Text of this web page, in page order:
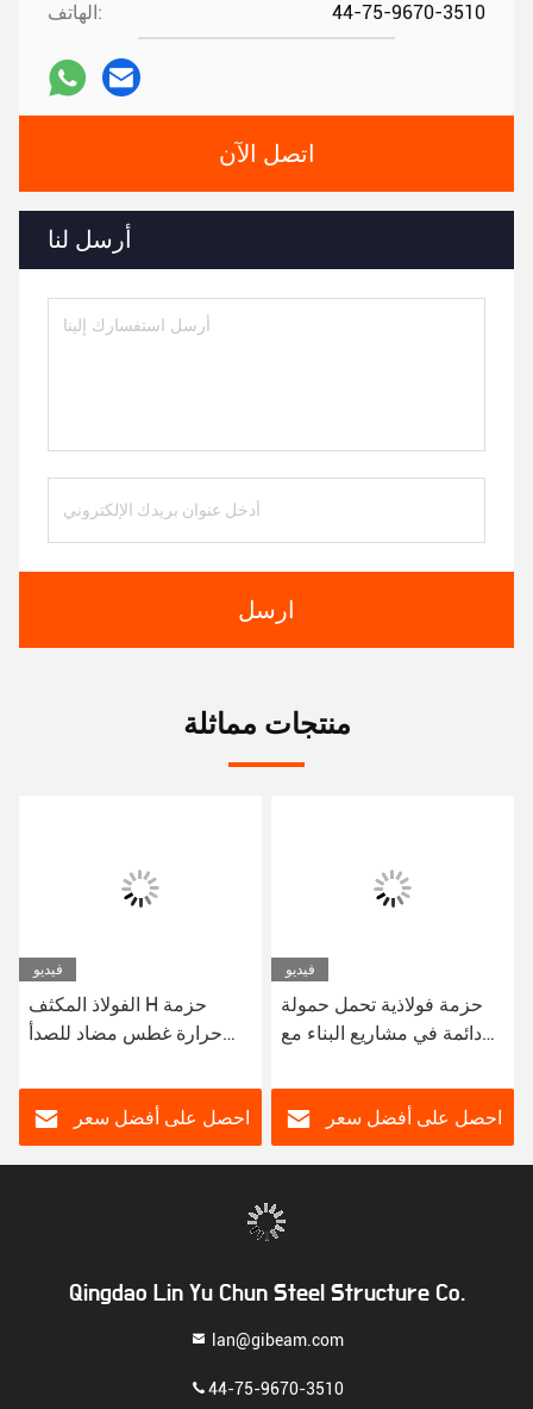
الهاتف: 44-75-9670-3510
اتصل الآن
أرسل لنا
ارسل
منتجات مماثلة
فيديو
الفولاذ المكثف H حزمة
حرارة غطس مضاد للصدأ
احصل على أفضل سعر
فيديو
حزمة فولاذية تحمل حمولة
دائمة في مشاريع البناء مع
احصل على أفضل سعر
Qingdao Lin Yu Chun Steel Structure Co.
lan@gibeam.com
44-75-9670-3510